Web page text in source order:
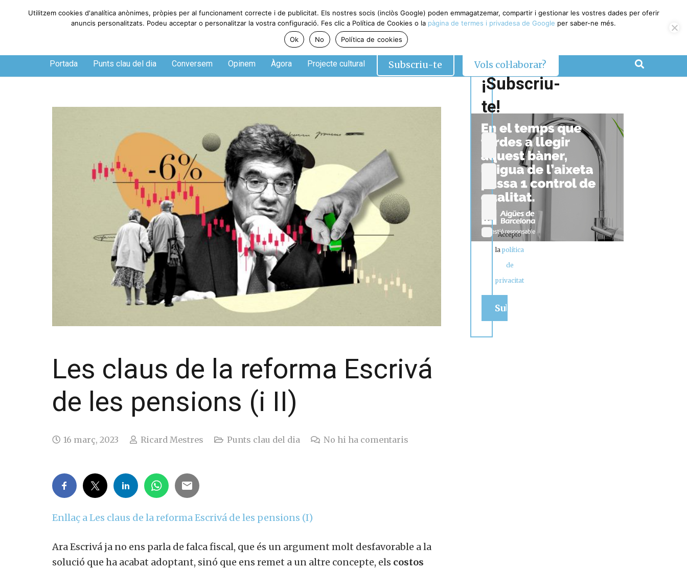
Divendres, 7 de agosto de 2026
Portada Punts clau del dia Conversem Opinem Àgora Projecte cultural Subscriu-te Vols col·laborar?
Les claus de la reforma Escrivá
de les pensions (i II)
16 març, 2023 Ricard Mestres Punts clau del dia No hi ha comentaris
Enllaç a Les claus de la reforma Escrivá de les pensions (I)
Ara Escrivá ja no ens parla de falca fiscal, que és un argument molt desfavorable a la
solució que ha acabat adoptant, sinó que ens remet a un altre concepte, els costos
¡Subscriu-
te!
Accepto
lapolítica
de
privacitat
Utilitzem cookies d'analítica anònimes, pròpies per al funcionament correcte i de publicitat. Els nostres socis (inclòs Google) poden emmagatzemar, compartir i gestionar les vostres dades per oferir
anuncis personalitzats. Podeu acceptar o personalitzar la vostra configuració. Fes clic a Política de Cookies o la pàgina de termes i privadesa de Google per saber-ne més.
Ok
No Política de cookies